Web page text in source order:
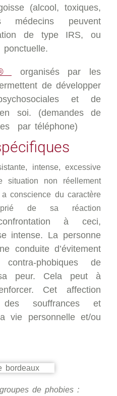
(alcool, toxiques,
médecins peuvent
de type IRS, ou
organisés par les
de développer
et de
soi. (demandes de
par téléphone)
intense, excessive
non réellement
conscience du caractère
de sa réaction
à ceci,
intense. La personne
conduite d’évitement
phobiques de
peur. Cela peut à
Cet affection
des souffrances et
vie personnelle et/ou
de phobies :